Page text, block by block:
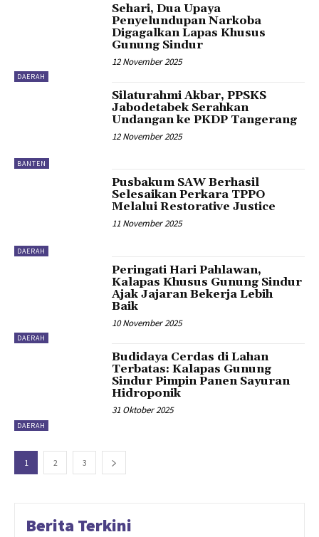
DAERAH
Sehari, Dua Upaya
Penyelundupan Narkoba
Digagalkan Lapas Khusus
Gunung Sindur
12 November 2025
BANTEN
Silaturahmi Akbar, PPSKS
Jabodetabek Serahkan
Undangan ke PKDP Tangerang
12 November 2025
DAERAH
Pusbakum SAW Berhasil
Selesaikan Perkara TPPO
Melalui Restorative Justice
11 November 2025
DAERAH
Peringati Hari Pahlawan,
Kalapas Khusus Gunung Sindur
Ajak Jajaran Bekerja Lebih
Baik
10 November 2025
DAERAH
Budidaya Cerdas di Lahan
Terbatas: Kalapas Gunung
Sindur Pimpin Panen Sayuran
Hidroponik
31 Oktober 2025
1 2 3
Berita Terkini